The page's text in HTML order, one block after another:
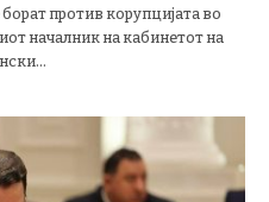
против корупцијата во
началник на кабинетот на